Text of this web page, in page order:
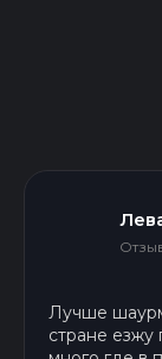
Лева
Отзыв
Лучше шаурмы
стране езжу